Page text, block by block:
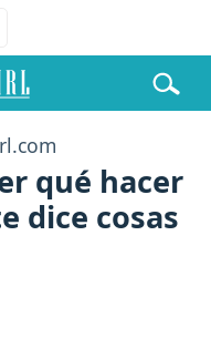
qué hacer
dice cosas